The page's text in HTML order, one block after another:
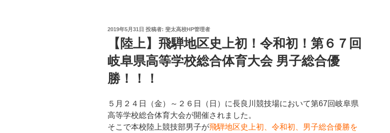
投
2019年5月31日 投稿者: 斐太高校HP管理者
【陸上】飛騨地区史上初！令和初！第６７回
岐阜県高等学校総合体育大会 男子総合優
勝！！！
５月２４日（金）～２６日（日）に長良川競技場において第67回岐阜県
高等学校総合体育大会が開催されました。
そこで本校陸上競技部男子が飛騨地区史上初、令和初、男子総合優勝を